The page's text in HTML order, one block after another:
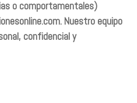
o comportamentales)
. Nuestro equipo
confidencial y